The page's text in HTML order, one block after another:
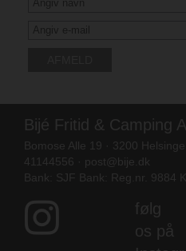
Bijé Fritid & Camping
Bomose Alle 19 · 3200
41144556 · post@bije.dk
Bank: SJF Bank: Reg.nr. 9884
følg
os på